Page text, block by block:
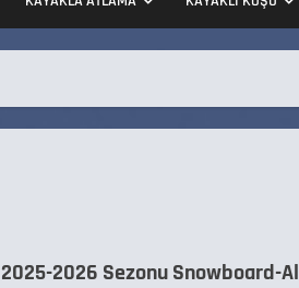
2025-2026 Sezonu Snowboard-